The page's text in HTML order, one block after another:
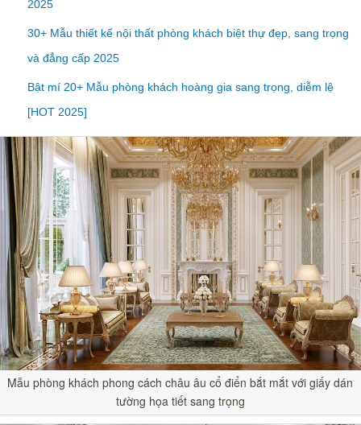
2025
30+ Mẫu thiết kế nội thất phòng khách biệt thự đẹp, sang trọng
và đẳng cấp 2025
Bật mí 20+ Mẫu phòng khách hoàng gia sang trọng, diễm lệ
[HOT 2025]
Mẫu phòng khách phong cách châu âu cổ điển bắt mắt với giấy dán
tường họa tiết sang trọng